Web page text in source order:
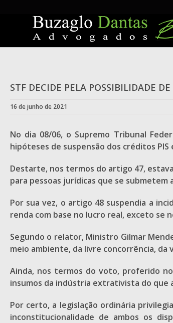
STF DECIDE PELA POSSIBILIDADE
16 de junho de 2021
No dia 08/06, o Supremo Tribunal
hipóteses de suspensão dos créditos PIS
Destarte, nos termos do artigo 47,
para pessoas jurídicas que se submetem
Por sua vez, o artigo 48 suspendia a
renda com base no lucro real, exceto se
Segundo o relator, Ministro Gilmar
meio ambiente, da livre concorrência, da
Ainda, nos termos do voto, proferido
insumos da indústria extrativista do que
Por certo, a legislação ordinária
inconstitucionalidade de ambos os